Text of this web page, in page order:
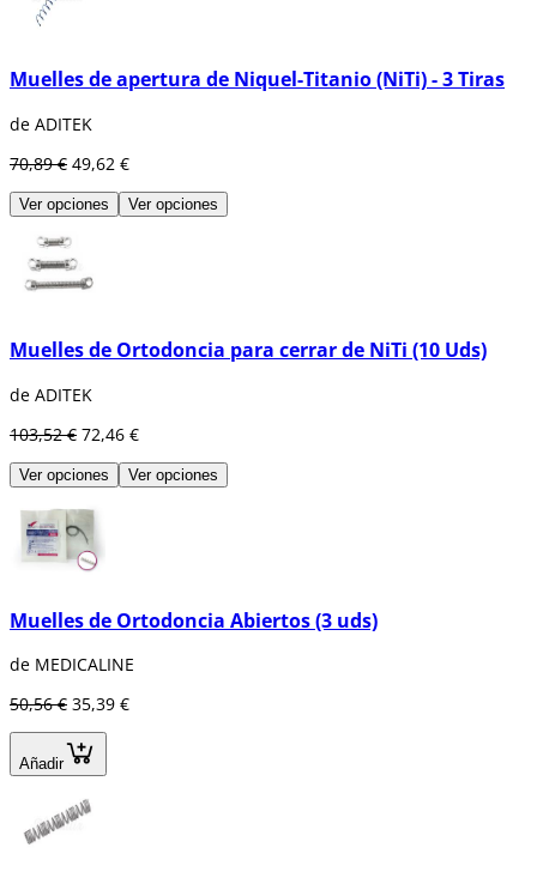
Muelles de apertura de Niquel-Titanio (NiTi) - 3 Tiras
de ADITEK
70,89 € 49,62 €
Ver opciones Ver opciones
Muelles de Ortodoncia para cerrar de NiTi (10 Uds)
de ADITEK
103,52 € 72,46 €
Ver opciones Ver opciones
Muelles de Ortodoncia Abiertos (3 uds)
de MEDICALINE
50,56 € 35,39 €
Añadir